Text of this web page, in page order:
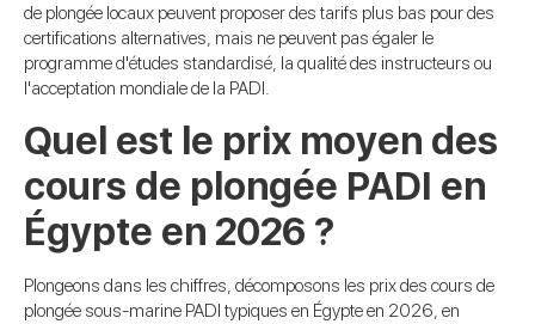
de plongée locaux peuvent proposer des tarifs plus bas pour des
certifications alternatives, mais ne peuvent pas égaler le
programme d'études standardisé, la qualité des instructeurs ou
l'acceptation mondiale de la PADI.
Quel est le prix moyen des
cours de plongée PADI en
Égypte en 2026 ?
Plongeons dans les chiffres, décomposons les prix des cours de
plongée sous-marine PADI typiques en Égypte en 2026, en